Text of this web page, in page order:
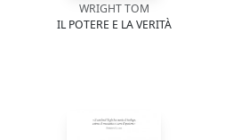
WRIGHT TOM
IL POTERE E LA VERITÀ